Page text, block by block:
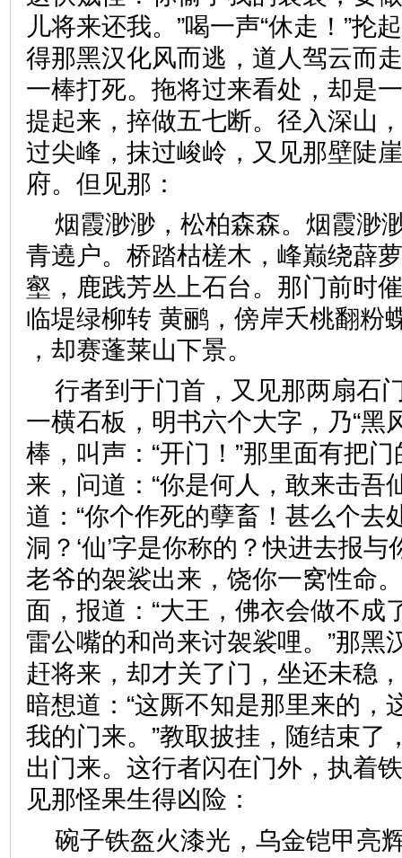
儿将来还我。”喝一声“休走！”抡
得那黑汉化风而逃，道人驾云而
一棒打死。拖将过来看处，却是
提起来，捽做五七断。径入深山
过尖峰，抹过峻岭，又见那壁陡
府。但见那：
烟霞渺渺，松柏森森。烟霞渺
青遶户。桥踏枯槎木，峰巅绕薜
壑，鹿践芳丛上石台。那门前时
临堤绿柳转 黄鹂，傍岸夭桃翻粉
，却赛蓬莱山下景。
行者到于门首，又见那两扇石
一横石板，明书六个大字，乃“黑
棒，叫声：“开门！”那里面有把
来，问道：“你是何人，敢来击吾
道：“你个作死的孽畜！甚么个去
洞？‘仙’字是你称的？快进去报
老爷的袈裟出来，饶你一窝性命
面，报道：“大王，佛衣会做不成
雷公嘴的和尚来讨袈裟哩。”那黑
赶将来，却才关了门，坐还未稳
暗想道：“这厮不知是那里来的，
我的门来。”教取披挂，随结束了
出门来。这行者闪在门外，执着
见那怪果生得凶险：
碗子铁盔火漆光，乌金铠